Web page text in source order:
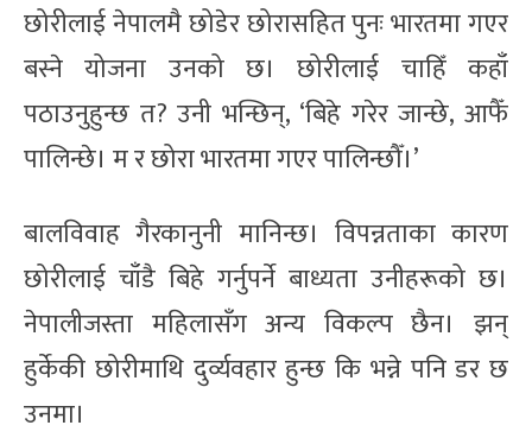
छोरीलाई नेपालमै छोडेर छोरासहित पुनः भारतमा गएर
बस्ने योजना उनको छ। छोरीलाई चाहिँ कहाँ
पठाउनुहुन्छ त? उनी भन्छिन्, ‘बिहे गरेर जान्छे, आफैँ
पालिन्छे। म र छोरा भारतमा गएर पालिन्छौँ।’
बालविवाह गैरकानुनी मानिन्छ। विपन्नताका कारण
छोरीलाई चाँडै बिहे गर्नुपर्ने बाध्यता उनीहरूको छ।
नेपालीजस्ता महिलासँग अन्य विकल्प छैन। झन्
हुर्केकी छोरीमाथि दुर्व्यवहार हुन्छ कि भन्ने पनि डर छ
उनमा।